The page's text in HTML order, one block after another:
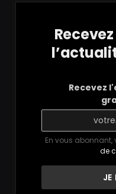
Recevez
En vous
de